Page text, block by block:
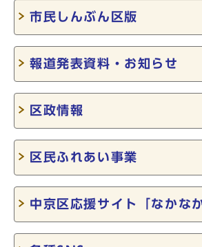
市民しんぶん区版
報道発表資料・お知らせ
区政情報
区民ふれあい事業
中京区応援サイト「なかな